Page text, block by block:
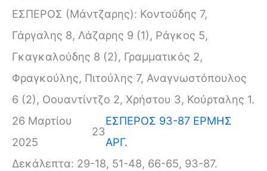
ΕΣΠΕΡΟΣ (Μάντζαρης): Κοντούδης 7,
Γάργαλης 8, Λάζαρης 9 (1), Ράγκος 5,
Γκαγκαλούδης 8 (2), Γραμματικός 2,
Φραγκούλης, Πιτούλης 7, Αναγνωστόπουλος
6 (2), Οουαντίντζο 2, Χρήστου 3, Κούρταλης 1.
26 Μαρτίου
2025
23
ΕΣΠΕΡΟΣ 93-87 ΕΡΜΗΣ
ΑΡΓ.
Δεκάλεπτα: 29-18, 51-48, 66-65, 93-87.